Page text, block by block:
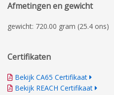
Afmetingen en gewicht
gewicht: 720.00 gram (25.4 ons)
Certifikaten
Bekijk CA65 Certifikaat
Bekijk REACH Certifikaat